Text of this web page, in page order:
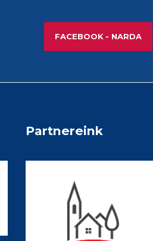
FACEBOOK - NARDA
Partnereink